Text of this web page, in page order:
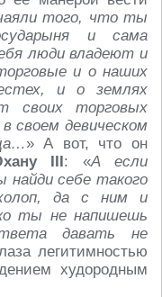
того, что ты
и сама
люди владеют и
и о наших
и о землях
торговых
своем девическом
» А вот, что он
III: «А если
найди себе такого
да с ним и
ты не напишешь
давать не
легитимностью
худородным